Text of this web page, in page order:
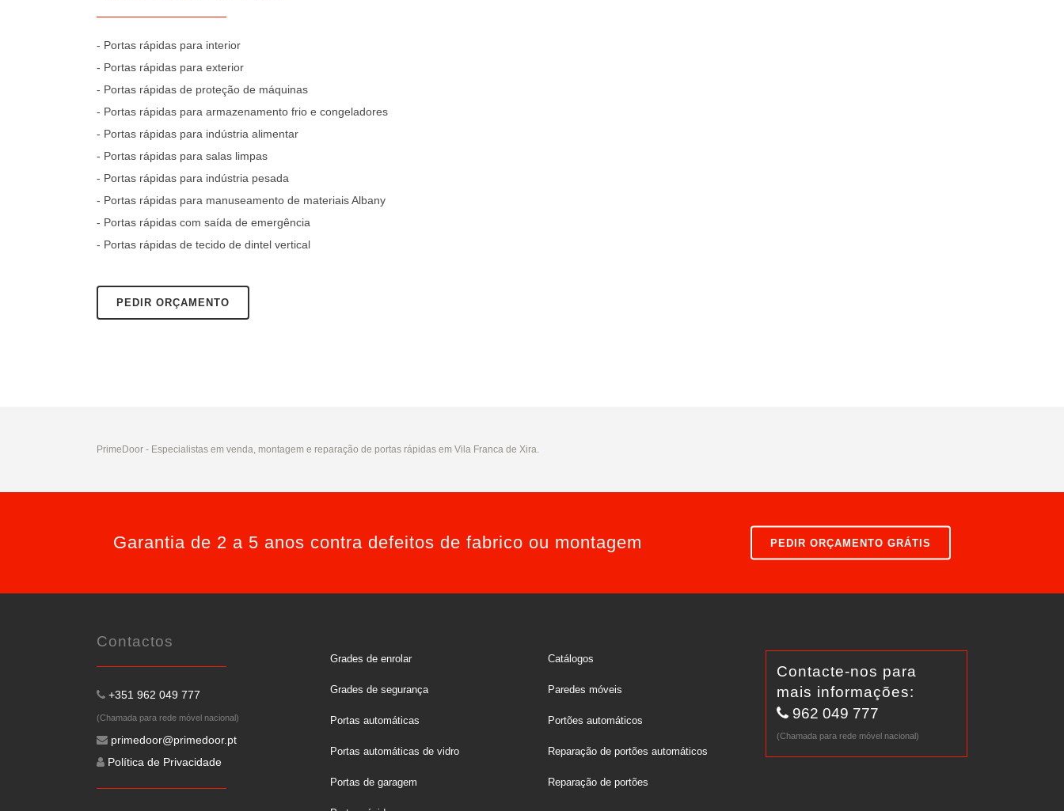
- Portas rápidas para interior
- Portas rápidas para exterior
- Portas rápidas de proteção de máquinas
- Portas rápidas para armazenamento frio e congeladores
- Portas rápidas para indústria alimentar
- Portas rápidas para salas limpas
- Portas rápidas para indústria pesada
- Portas rápidas para manuseamento de materiais Albany
- Portas rápidas com saída de emergência
- Portas rápidas de tecido de dintel vertical
PEDIR ORÇAMENTO
PrimeDoor - Especialistas em venda, montagem e reparação de portas rápidas em Vila Franca de Xira.
Garantia de 2 a 5 anos contra defeitos de fabrico ou montagem PEDIR ORÇAMENTO GRÁTIS
Contactos
+351 962 049 777
(Chamada para rede móvel nacional)
primedoor@primedoor.pt
Política de Privacidade
Grades de enrolar
Grades de segurança
Portas automáticas
Portas automáticas de vidro
Portas de garagem
Catálogos
Paredes móveis
Portões automáticos
Reparação de portões automáticos
Reparação de portões
Contacte-nos para
mais informações:
962 049 777
(Chamada para rede móvel nacional)